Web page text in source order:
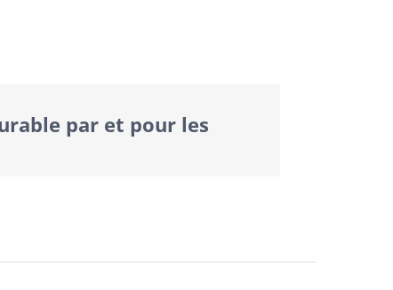
par et pour les